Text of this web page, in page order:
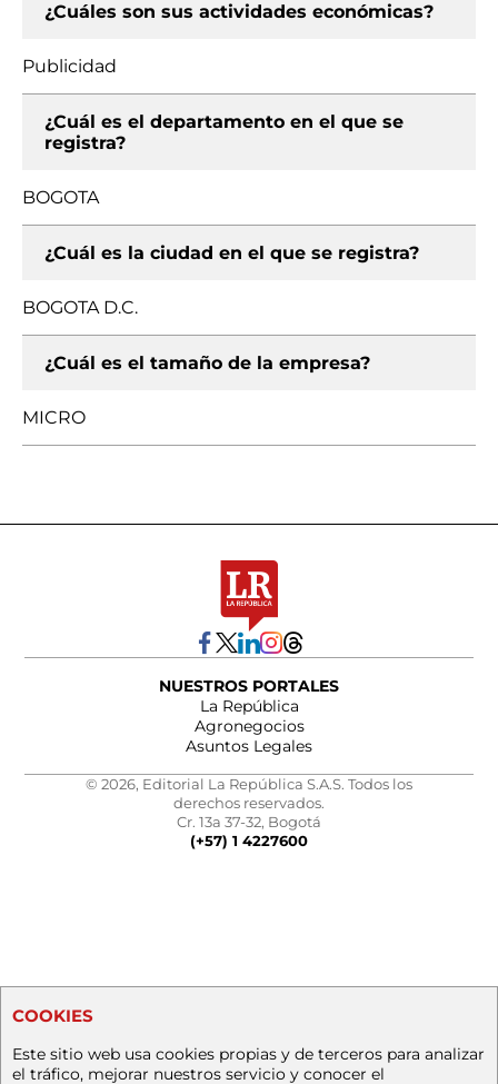
¿Cuáles son sus actividades económicas?
Publicidad
¿Cuál es el departamento en el que se
registra?
BOGOTA
¿Cuál es la ciudad en el que se registra?
BOGOTA D.C.
¿Cuál es el tamaño de la empresa?
MICRO
NUESTROS PORTALES
La República
Agronegocios
Asuntos Legales
© 2026, Editorial La República S.A.S. Todos los
derechos reservados.
Cr. 13a 37-32, Bogotá
(+57) 1 4227600
COOKIES
Este sitio web usa cookies propias y de terceros para analizar
el tráfico, mejorar nuestros servicio y conocer el